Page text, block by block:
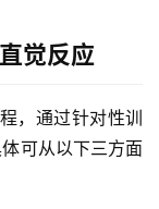
觉反应
，通过针对性训
可从以下三方面